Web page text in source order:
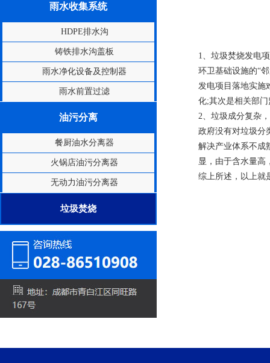
雨水收集系统
HDPE排水沟
铸铁排水沟盖板
雨水净化设备及控制器
雨水前置过滤
油污分离
餐厨油水分离器
火锅店油污分离器
无动力油污分离器
垃圾焚烧
1、垃圾焚烧发电
环卫基础设施的“
发电项目落地实施
化;其次是相关部
2、垃圾成分复杂
政府没有对垃圾分
解决产业体系不成
显，由于含水量高
综上所述，以上就